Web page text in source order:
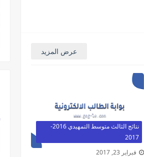
عرض المزيد
نتائج الثالث متوسط التمهيدي 2016-
2017
فبراير 23, 2017